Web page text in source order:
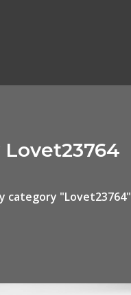
category "Lovet23764"